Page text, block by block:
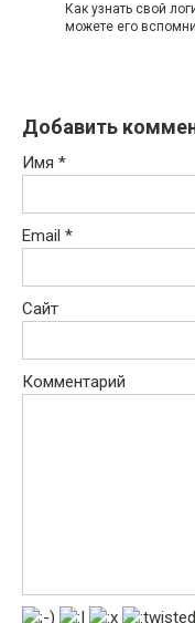
Как узнать свой
можете его
Добавить
Имя *
Email *
Сайт
Комментарий